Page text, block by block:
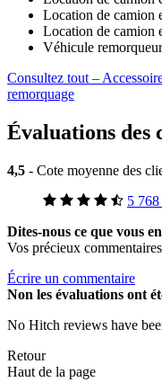
Location de camion
Location de camion
Véhicule
Consultez tout –
remorquage
Évaluations des
4,5 - Cote moyenne des
5
Dites-nous ce que vous
Vos précieux
Écrire un commentaire
Non les évaluations ont
No Hitch reviews have
Retour
Haut de la page